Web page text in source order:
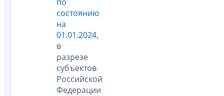
состоянию
на
01.01.2024,
в
разрезе
субъектов
Российской
Федерации